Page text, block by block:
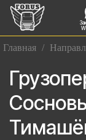
Главная /